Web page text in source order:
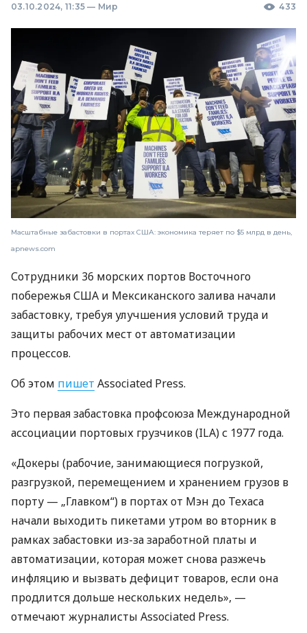
03.10.2024, 11:35 — Мир 433
Масштабные забастовки в портах США: экономика теряет по $5 млрд в день,
apnews.com
Сотрудники 36 морских портов Восточного
побережья США и Мексиканского залива начали
забастовку, требуя улучшения условий труда и
защиты рабочих мест от автоматизации
процессов.
Об этом пишет Associated Press.
Это первая забастовка профсоюза Международной
ассоциации портовых грузчиков (ILA) с 1977 года.
«Докеры (рабочие, занимающиеся погрузкой,
разгрузкой, перемещением и хранением грузов в
порту — „Главком“) в портах от Мэн до Техаса
начали выходить пикетами утром во вторник в
рамках забастовки из-за заработной платы и
автоматизации, которая может снова разжечь
инфляцию и вызвать дефицит товаров, если она
продлится дольше нескольких недель», —
отмечают журналисты Associated Press.